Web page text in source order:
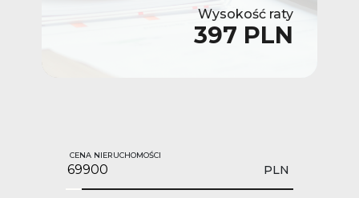
Wysokość raty
397 PLN
CENA NIERUCHOMOŚCI
PLN